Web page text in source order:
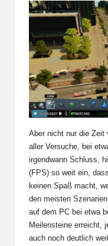
Aber nicht nur die Zeit
aller Versuche, bei
irgendwann Schluss,
(FPS) so weit ein,
keinen Spaß macht,
den meisten
auf dem PC bei etwa
Meilensteine erreicht,
auch noch deutlich